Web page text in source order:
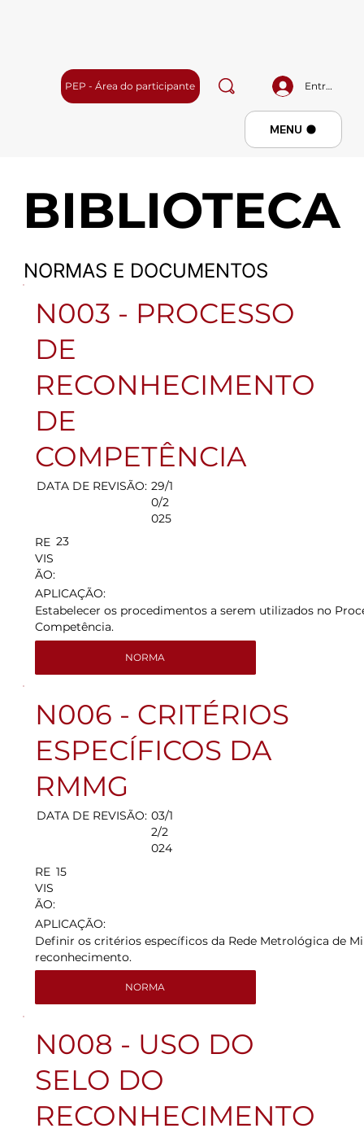
Entrar
PEP - Área do participante
Menu
MENU
BIBLIOTECA
NORMAS E DOCUMENTOS
N003 - PROCESSO
DE
RECONHECIMENTO
DE
COMPETÊNCIA
RE
VIS
ÃO:
23
DATA DE REVISÃO: 29/1
0/2
025
APLICAÇÃO:
Estabelecer os procedimentos a serem utilizados no
Competência.
NORMA
N006 - CRITÉRIOS
ESPECÍFICOS DA
RMMG
RE
VIS
ÃO:
15
DATA DE REVISÃO: 03/1
2/2
024
APLICAÇÃO:
Definir os critérios específicos da Rede Metrológica de
reconhecimento.
NORMA
N008 - USO DO
SELO DO
RECONHECIMENTO